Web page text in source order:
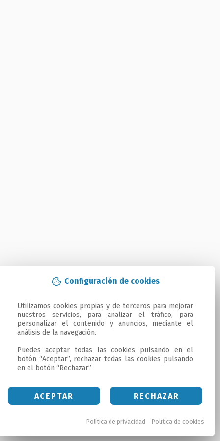
Configuración de cookies
Utilizamos cookies propias y de terceros para mejorar
nuestros servicios, para analizar el tráfico, para
personalizar el contenido y anuncios, mediante el
análisis de la navegación.
Puedes aceptar todas las cookies pulsando en el
botón “Aceptar”, rechazar todas las cookies pulsando
en el botón “Rechazar”
ACEPTAR RECHAZAR
Política de privacidad Política de cookies